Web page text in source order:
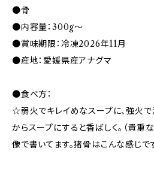
●骨
●内容量：300g～
●賞味期限：冷凍2026年11月
●産地：愛媛県産アナグマ
●食べ方：
☆弱火でキレイめなスープに、強火で
からスープにすると香ばしく。（貴
像で書いてます。猪骨はこんな感じです